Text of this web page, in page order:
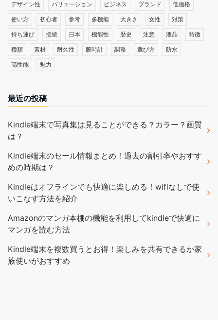
デザイン性 バリエーション ビジネス ブランド 低価格
使い方 初心者 参考 多機能 大きさ 女性 対策
持ち運び 接続 日本 機能性 歴史 注意 液晶 特徴
種類 素材 耐久性 腕時計 調整 選び方 防水
高性能 魅力
最近の投稿
Kindle端末で写真集は見ることができる？カラー？画質
は？
Kindle端末のセール情報まとめ！過去の割引率やおすす
めの時期は？
Kindleはオフラインでも快適に楽しめる！wifiなしで使
いこなす方法を紹介
Amazonのマンガ本棚の機能を利用してkindleで快適に
マンガを読む方法
Kindle端末を複数買うとお得！楽しみを共有できるか家
族使いがおすすめ